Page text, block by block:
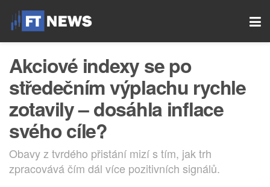
Akciové indexy se po
středečním výplachu rychle
zotavily – dosáhla inflace
svého cíle?
Obavy z tvrdého přistání mizí s tím, jak trh
zpracovává čím dál více pozitivních signálů.